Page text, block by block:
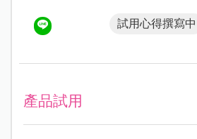
試用心得撰寫中
產品試用